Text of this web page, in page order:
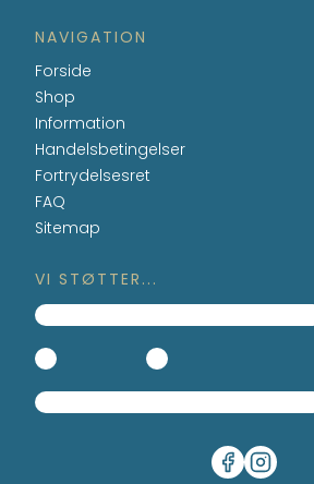
NAVIGATION
Forside
Shop
Information
Handelsbetingelser
Fortrydelsesret
FAQ
Sitemap
VI STØTTER...